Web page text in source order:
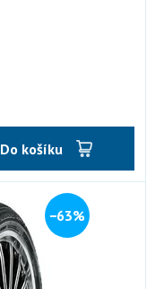
Do košíku
−63%